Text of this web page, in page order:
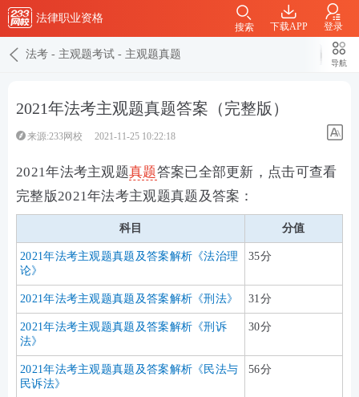
法律职业资格
下载APP 登录
搜索
法考 - 主观题考试 - 主观题真题
导航
2021年法考主观题真题答案（完整版）
来源:233网校 2021-11-25 10:22:18
2021年法考主观题真题答案已全部更新，点击可查看
完整版2021年法考主观题真题及答案：
科目 分值
2021年法考主观题真题及答案解析《法治理
论》
35分
2021年法考主观题真题及答案解析《刑法》 31分
2021年法考主观题真题及答案解析《刑诉
法》
30分
2021年法考主观题真题及答案解析《民法与
民诉法》
56分